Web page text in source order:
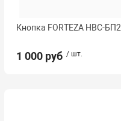
Кнопка FORTEZA НВС-БП2
1 000 руб / шт.